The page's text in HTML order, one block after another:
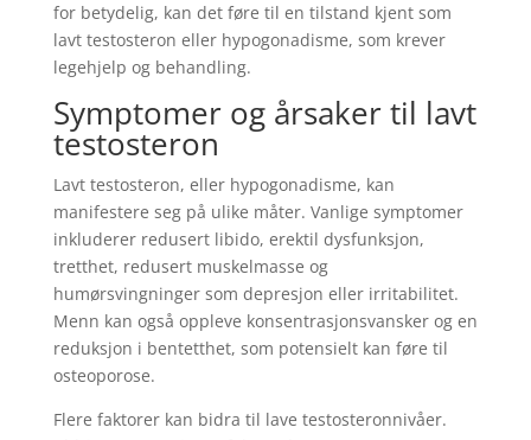
for betydelig, kan det føre til en tilstand kjent som
lavt testosteron eller hypogonadisme, som krever
legehjelp og behandling.
Symptomer og årsaker til lavt
testosteron
Lavt testosteron, eller hypogonadisme, kan
manifestere seg på ulike måter. Vanlige symptomer
inkluderer redusert libido, erektil dysfunksjon,
tretthet, redusert muskelmasse og
humørsvingninger som depresjon eller irritabilitet.
Menn kan også oppleve konsentrasjonsvansker og en
reduksjon i bentetthet, som potensielt kan føre til
osteoporose.
Flere faktorer kan bidra til lave testosteronnivåer.